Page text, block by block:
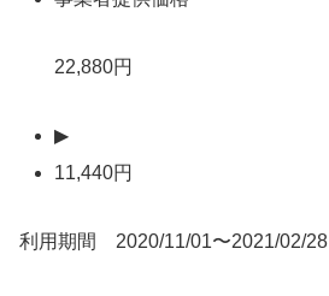
22,880円
▶
11,440円
利用期間 2020/11/01〜2021/02/28